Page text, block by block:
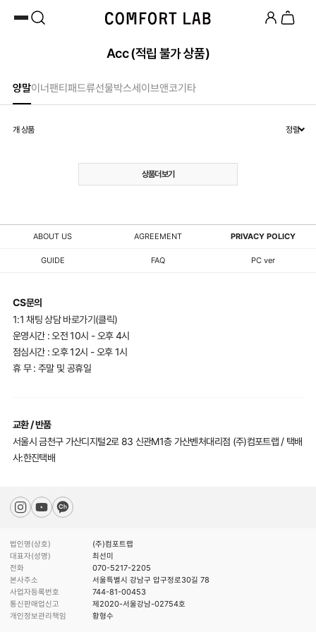
카카오채널 추가하고 10,000원 쿠폰 받기
Acc (적립 불가 상품)
양말이너팬티패드류선물박스세이브앤코기타
개 상품 정렬
상품더보기
ABOUT US AGREEMENT PRIVACY POLICY
GUIDE FAQ PC ver
CS문의
1:1 채팅 상담 바로가기(클릭)
운영시간 : 오전 10시 - 오후 4시
점심시간 : 오후 12시 - 오후 1시
휴 무 : 주말 및 공휴일
교환 / 반품
서울시 금천구 가산디지털2로 83 신관M1층 가산벤처대리점 (주)컴포트랩 / 택배
사:한진택배
법인명(상호)
(주)컴포트랩
대표자(성명)
최선미
전화
070-5217-2205
본사주소
서울특별시 강남구 압구정로30길 78
사업자등록번호
744-81-00453
통신판매업신고
제2020-서울강남-02754호
개인정보관리책임
황형수